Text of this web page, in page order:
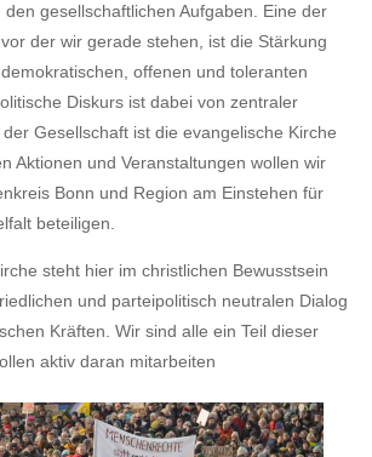
gesellschaftlichen Aufgaben. Eine der
der wir gerade stehen, ist die Stärkung
offenen und toleranten
Diskurs ist dabei von zentraler
der Gesellschaft ist die evangelische Kirche
Aktionen und Veranstaltungen wollen wir
Bonn und Region am Einstehen für
beteiligen.
steht hier im christlichen Bewusstsein
und parteipolitisch neutralen Dialog
Kräften. Wir sind alle ein Teil dieser
aktiv daran mitarbeiten